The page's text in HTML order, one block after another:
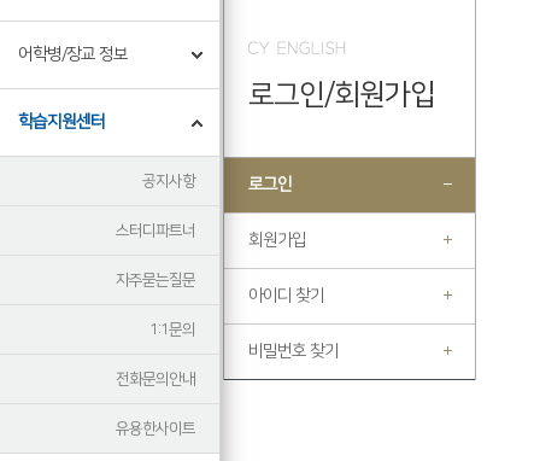
어학병/장교 정보
학습지원센터
공지사항
스터디파트너
자주묻는질문
1:1문의
전화문의안내
유용한사이트
기
정
로그인/회원가입
로그인
회원가입
아이디 찾기
비밀번호 찾기